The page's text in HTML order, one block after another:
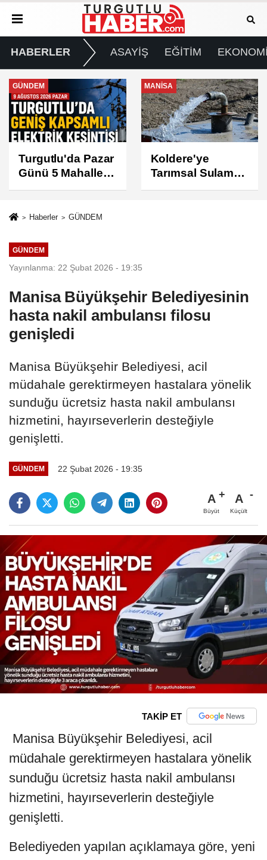
HABERLER ASAYİŞ EĞİTİM
MANİSA
Koldere'ye
Tarımsal Sulama
Desteği
GÜNDEM
Manisa'da 1.200
Kınalı Keklik
Doğaya Salındı
Haberler GÜNDEM
GÜNDEM
Yayınlanma: 22 Şubat 2026 - 19:35
Manisa Büyükşehir Belediyesinin
hasta nakil ambulansı filosu
genişledi
Manisa Büyükşehir Belediyesi, acil
müdahale gerektirmeyen hastalara yönelik
sunduğu ücretsiz hasta nakil ambulansı
hizmetini, hayırseverlerin desteğiyle
genişletti.
GÜNDEM 22 Şubat 2026 - 19:35
A
Büyüt
A
Küçült
TAKİP ET
Manisa Büyükşehir Belediyesi, acil
müdahale gerektirmeyen hastalara yönelik
sunduğu ücretsiz hasta nakil ambulansı
hizmetini, hayırseverlerin desteğiyle
genişletti.
Belediyeden yapılan açıklamaya göre, yeni